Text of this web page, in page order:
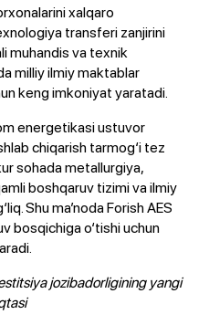
xalqaro
transferi zanjirini
muhandis va texnik
milliy ilmiy maktablar
keng imkoniyat yaratadi.
energetikasi ustuvor
chiqarish tarmog‘i tez
sohada metallurgiya,
boshqaruv tizimi va ilmiy
Shu ma’noda Forish AES
bosqichiga o‘tishi uchun
jozibadorligining yangi